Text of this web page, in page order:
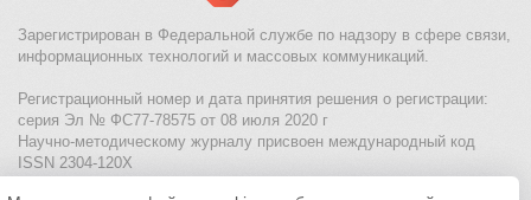
Зарегистрирован в Федеральной службе по надзору в сфере связи,
информационных технологий и массовых коммуникаций.
Регистрационный номер и дата принятия решения о регистрации:
серия Эл № ФС77-78575 от 08 июля 2020 г
Научно-методическому журналу присвоен международный код
ISSN 2304-120X